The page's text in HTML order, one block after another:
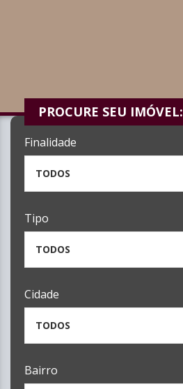
PROCURE SEU IMÓVEL:
Finalidade
TODOS
Tipo
TODOS
Cidade
TODOS
Bairro